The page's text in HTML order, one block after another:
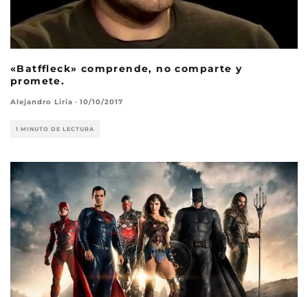
«Batffleck» comprende, no comparte y
promete.
Alejandro Liria · 10/10/2017
1 MINUTO DE LECTURA